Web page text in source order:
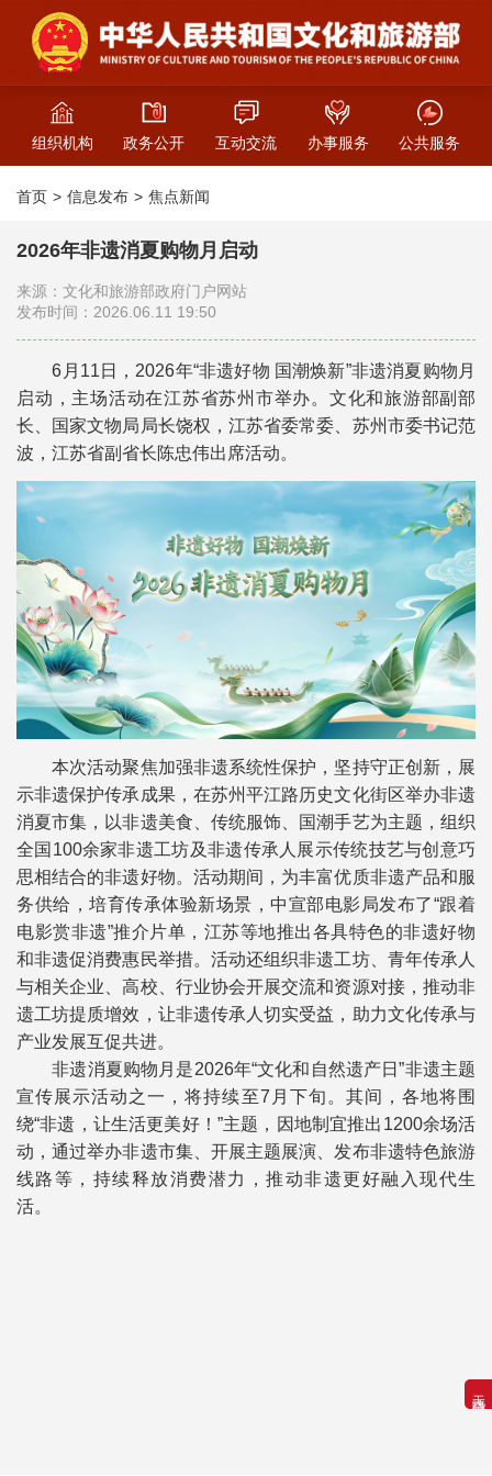
无障碍浏览
组织机构 政务公开 互动交流 办事服务 公共服务
首页 信息发布 焦点新闻
2026年非遗消夏购物月启动
来源：文化和旅游部政府门户网站
发布时间：2026.06.11 19:50
6月11日，2026年“非遗好物 国潮焕新”非遗消夏购物月
启动，主场活动在江苏省苏州市举办。文化和旅游部副部
长、国家文物局局长饶权，江苏省委常委、苏州市委书记范
波，江苏省副省长陈忠伟出席活动。
本次活动聚焦加强非遗系统性保护，坚持守正创新，展
示非遗保护传承成果，在苏州平江路历史文化街区举办非遗
消夏市集，以非遗美食、传统服饰、国潮手艺为主题，组织
全国100余家非遗工坊及非遗传承人展示传统技艺与创意巧
思相结合的非遗好物。活动期间，为丰富优质非遗产品和服
务供给，培育传承体验新场景，中宣部电影局发布了“跟着
电影赏非遗”推介片单，江苏等地推出各具特色的非遗好物
和非遗促消费惠民举措。活动还组织非遗工坊、青年传承人
与相关企业、高校、行业协会开展交流和资源对接，推动非
遗工坊提质增效，让非遗传承人切实受益，助力文化传承与
产业发展互促共进。
非遗消夏购物月是2026年“文化和自然遗产日”非遗主题
宣传展示活动之一，将持续至7月下旬。其间，各地将围
绕“非遗，让生活更美好！”主题，因地制宜推出1200余场活
动，通过举办非遗市集、开展主题展演、发布非遗特色旅游
线路等，持续释放消费潜力，推动非遗更好融入现代生
活。